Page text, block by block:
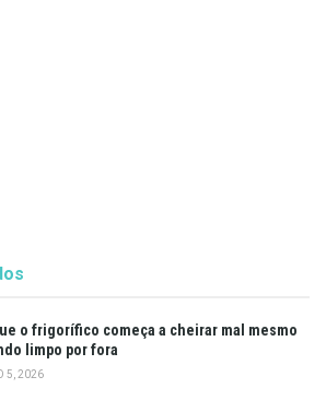
o frigorífico começa a cheirar mal mesmo
limpo por fora
5, 2026